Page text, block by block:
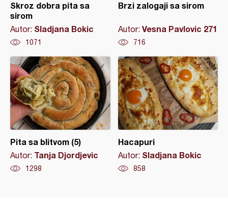
Skroz dobra pita sa
sirom
Autor: Sladjana Bokic
1071
Brzi zalogaji sa sirom
Autor: Vesna Pavlovic 271
716
Pita sa blitvom (5)
Autor: Tanja Djordjevic
1298
Hacapuri
Autor: Sladjana Bokic
858